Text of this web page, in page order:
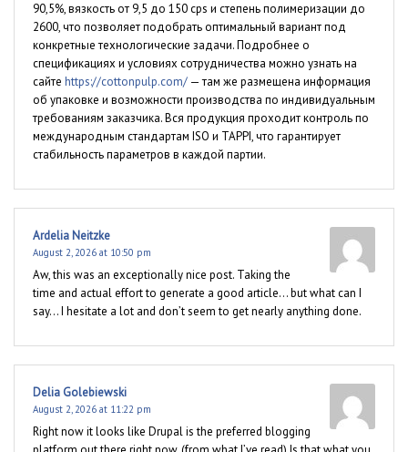
90,5%, вязкость от 9,5 до 150 cps и степень полимеризации до
2600, что позволяет подобрать оптимальный вариант под
конкретные технологические задачи. Подробнее о
спецификациях и условиях сотрудничества можно узнать на
сайте https://cottonpulp.com/ — там же размещена информация
об упаковке и возможности производства по индивидуальным
требованиям заказчика. Вся продукция проходит контроль по
международным стандартам ISO и TAPPI, что гарантирует
стабильность параметров в каждой партии.
Ardelia Neitzke
August 2, 2026 at 10:50 pm
Aw, this was an exceptionally nice post. Taking the
time and actual effort to generate a good article… but what can I
say… I hesitate a lot and don’t seem to get nearly anything done.
Delia Golebiewski
August 2, 2026 at 11:22 pm
Right now it looks like Drupal is the preferred blogging